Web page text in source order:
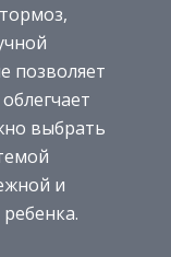
позволяет
выбрать
и